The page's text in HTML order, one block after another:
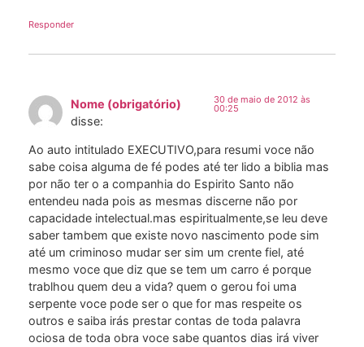
Responder
Nome (obrigatório)
disse:
30 de maio de 2012 às
00:25
Ao auto intitulado EXECUTIVO,para resumi voce não
sabe coisa alguma de fé podes até ter lido a biblia mas
por não ter o a companhia do Espirito Santo não
entendeu nada pois as mesmas discerne não por
capacidade intelectual.mas espiritualmente,se leu deve
saber tambem que existe novo nascimento pode sim
até um criminoso mudar ser sim um crente fiel, até
mesmo voce que diz que se tem um carro é porque
trablhou quem deu a vida? quem o gerou foi uma
serpente voce pode ser o que for mas respeite os
outros e saiba irás prestar contas de toda palavra
ociosa de toda obra voce sabe quantos dias irá viver